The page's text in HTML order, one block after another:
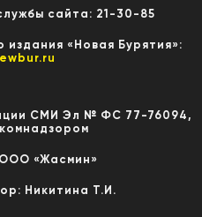
сайта: 21-30-85
«Новая Бурятия»:
СМИ Эл № ФС 77-76094,
«Жасмин»
Никитина Т.И.